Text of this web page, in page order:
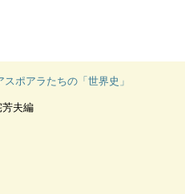
ポアラたちの「世界史」
夫編